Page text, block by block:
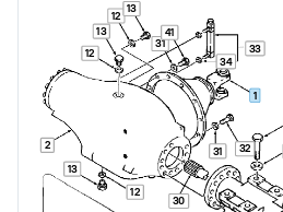
1
2
12
12
12
13
13
13
30
31
31
32
33
34
41